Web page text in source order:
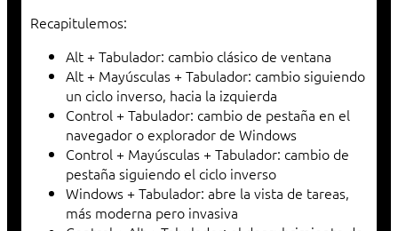
Recapitulemos:
Alt + Tabulador: cambio clásico de ventana
Alt + Mayúsculas + Tabulador: cambio siguiendo
un ciclo inverso, hacia la izquierda
Control + Tabulador: cambio de pestaña en el
navegador o explorador de Windows
Control + Mayúsculas + Tabulador: cambio de
pestaña siguiendo el ciclo inverso
Windows + Tabulador: abre la vista de tareas,
más moderna pero invasiva